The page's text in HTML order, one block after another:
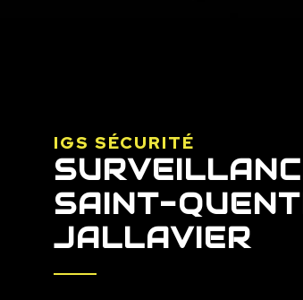
IGS SÉCURITÉ
SAINT-
JALLAVIER